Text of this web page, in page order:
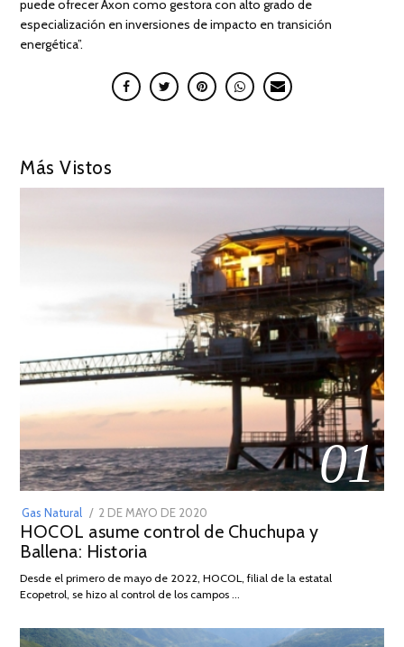
puede ofrecer Axon como gestora con alto grado de
especialización en inversiones de impacto en transición
energética”.
Más Vistos
01
Gas Natural
POSTED
ON
2 DE MAYO DE 2020
DE
2026
HOCOL asume control de Chuchupa y
Ballena: Historia
Desde el primero de mayo de 2022, HOCOL, filial de la estatal
Ecopetrol, se hizo al control de los campos …